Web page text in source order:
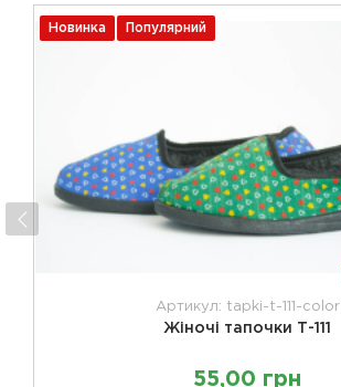
Новинка Популярний
Артикул: tapki-t-111-color
Жіночі тапочки Т-111
55,00 грн